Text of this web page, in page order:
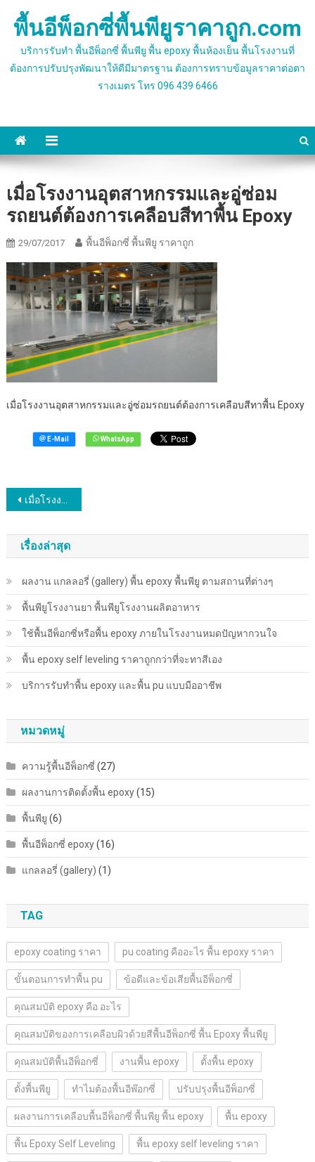
พื้นอีพ็อกซี่พื้นพียูราคาถูก.com
บริการรับทำ พื้นอีพ็อกซี่ พื้นพียู พื้น epoxy พื้นห้องเย็น พื้นโรงงานที่
ต้องการปรับปรุงพัฒนาให้ดีมีมาตรฐาน ต้องการทราบข้อมูลราคาต่อตา
รางเมตร โทร 096 439 6466
เมื่อโรงงานอุตสาหกรรมและอู่ซ่อม
รถยนต์ต้องการเคลือบสีทาพื้น Epoxy
29/07/2017 พื้นอีพ็อกซี่ พื้นพียู ราคาถูก
เมื่อโรงงานอุตสาหกรรมและอู่ซ่อมรถยนต์ต้องการเคลือบสีทาพื้น Epoxy
แนะแนว
เรื่อง
เมื่อโรงงานอุตสาหกรรมและอู่ซ่อมรถยนต์ต้องการเคลือบสีทาพื้น Epoxy
เรื่องล่าสุด
ผลงาน แกลลอรี่ (gallery) พื้น epoxy พื้นพียู ตามสถานที่ต่างๆ
พื้นพียู​โรงงานยา พื้นพียู​โรงงานผลิตอาหาร
ใช้พื้นอีพ็อกซี่หรือพื้น epoxy ภายในโรงงานหมดปัญหากวนใจ
พื้น epoxy self leveling ราคาถูกกว่าที่จะทาสีเอง
บริการรับทำพื้น epoxy และพื้น pu แบบมืออาชีพ
หมวดหมู่
ความรู้พื้นอีพ็อกซี่ (27)
ผลงานการติดตั้งพื้น epoxy(15)
พื้นพียู (6)
พื้นอีพ็อกซี่ epoxy(16)
แกลลอรี่ (gallery) (1)
TAG
epoxy coating ราคา pu coating คืออะไร พื้น epoxy ราคา
ขั้นตอนการทำพื้น pu ข้อดีและข้อเสียพื้นอีพ็อกซี่
คุณสมบัติ epoxy คือ อะไร
คุณสมบัติของการเคลือบผิวด้วยสีพื้นอีพ็อกซี่ พื้น Epoxy พื้นพียู
คุณสมบัติพื้นอีพ็อกซี่ งานพื้น epoxy ตั้งพื้น epoxy
ตั้งพื้นพียู ทำไมต้องพื้นอีพ๊อกซี่ ปรับปรุงพื้นอีพ็อกซี่
ผลงานการเคลือบพื้นอีพ็อกซี่ พื้นพียู พื้น epoxy พื้น epoxy
พื้น Epoxy Self Leveling พื้น epoxy self leveling ราคา